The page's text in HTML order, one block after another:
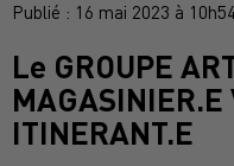
Publié : 16 mai 2023 à
Le GROUPE
MAGASINIER.E
ITINERANT.E